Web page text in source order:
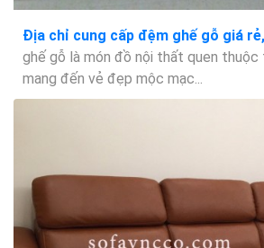
Địa chỉ cung cấp đệm ghế gỗ giá
ghế gỗ là món đồ nội thất quen thuộc
mang đến vẻ đẹp mộc mạc...